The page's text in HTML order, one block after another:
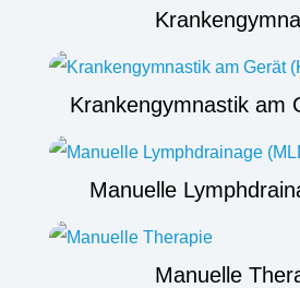
Krankengymnastik am
Manuelle
Manuelle